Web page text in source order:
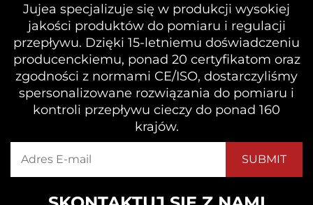
Jujea specjalizuje się w produkcji wysokiej
jakości produktów do pomiaru i regulacji
przepływu. Dzięki 15-letniemu doświadczeniu
producenckiemu, ponad 20 certyfikatom oraz
zgodności z normami CE/ISO, dostarczyliśmy
spersonalizowane rozwiązania do pomiaru i
kontroli przepływu cieczy do ponad 160
krajów.